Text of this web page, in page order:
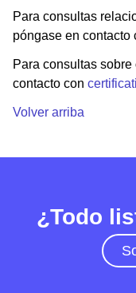
Para consultas
póngase en contacto
Para consultas sobre
contacto con
Volver arriba
¿Todo